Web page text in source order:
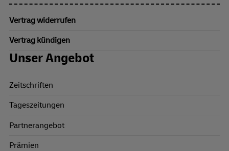
Vertrag widerrufen
Vertrag kündigen
Unser Angebot
Zeitschriften
Tageszeitungen
Partnerangebot
Prämien